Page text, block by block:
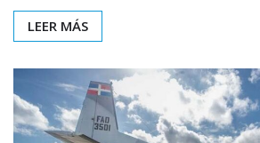
LEER MÁS